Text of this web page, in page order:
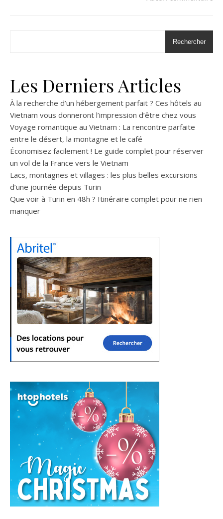
Rechercher
Les Derniers Articles
À la recherche d’un hébergement parfait ? Ces hôtels au
Vietnam vous donneront l’impression d’être chez vous
Voyage romantique au Vietnam : La rencontre parfaite
entre le désert, la montagne et le café
Économisez facilement ! Le guide complet pour réserver
un vol de la France vers le Vietnam
Lacs, montagnes et villages : les plus belles excursions
d’une journée depuis Turin
Que voir à Turin en 48h ? Itinéraire complet pour ne rien
manquer